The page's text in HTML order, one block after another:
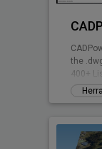
the
400+